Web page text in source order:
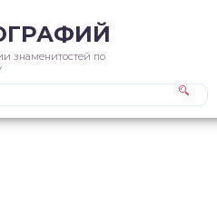
знаменитостей по